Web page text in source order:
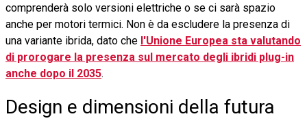
comprenderà solo versioni elettriche o se ci sarà spazio
anche per motori termici. Non è da escludere la presenza di
una variante ibrida, dato che l'Unione Europea sta valutando
di prorogare la presenza sul mercato degli ibridi plug-in
anche dopo il 2035.
Design e dimensioni della futura